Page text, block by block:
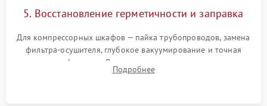
5. Восстановление герметичности и заправка
Для компрессорных шкафов — пайка трубопроводов, замена
фильтра-осушителя, глубокое вакуумирование и точная
заправка фреоном. Для термоэлектрических — замена
термопасты и герметизация охлаждающего блока.
Подробнее